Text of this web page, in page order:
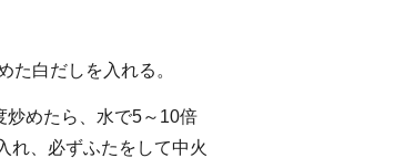
た白だしを入れる。
炒めたら、水で5～10倍
れ、必ずふたをして中火